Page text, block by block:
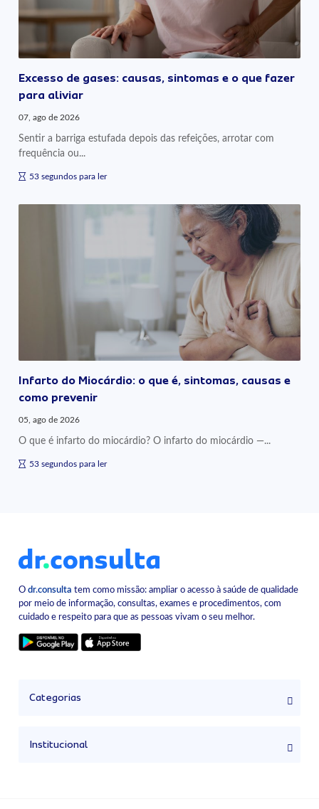
Excesso de gases: causas, sintomas e o que fazer
para aliviar
07, ago de 2026
Sentir a barriga estufada depois das refeições, arrotar com
frequência ou...
53 segundos para ler
Infarto do Miocárdio: o que é, sintomas, causas e
como prevenir
05, ago de 2026
O que é infarto do miocárdio? O infarto do miocárdio —...
53 segundos para ler
Odr.consulta tem como missão: ampliar o acesso à saúde de qualidade
por meio de informação, consultas, exames e procedimentos, com
cuidado e respeito para que as pessoas vivam o seu melhor.
Categorias
Institucional